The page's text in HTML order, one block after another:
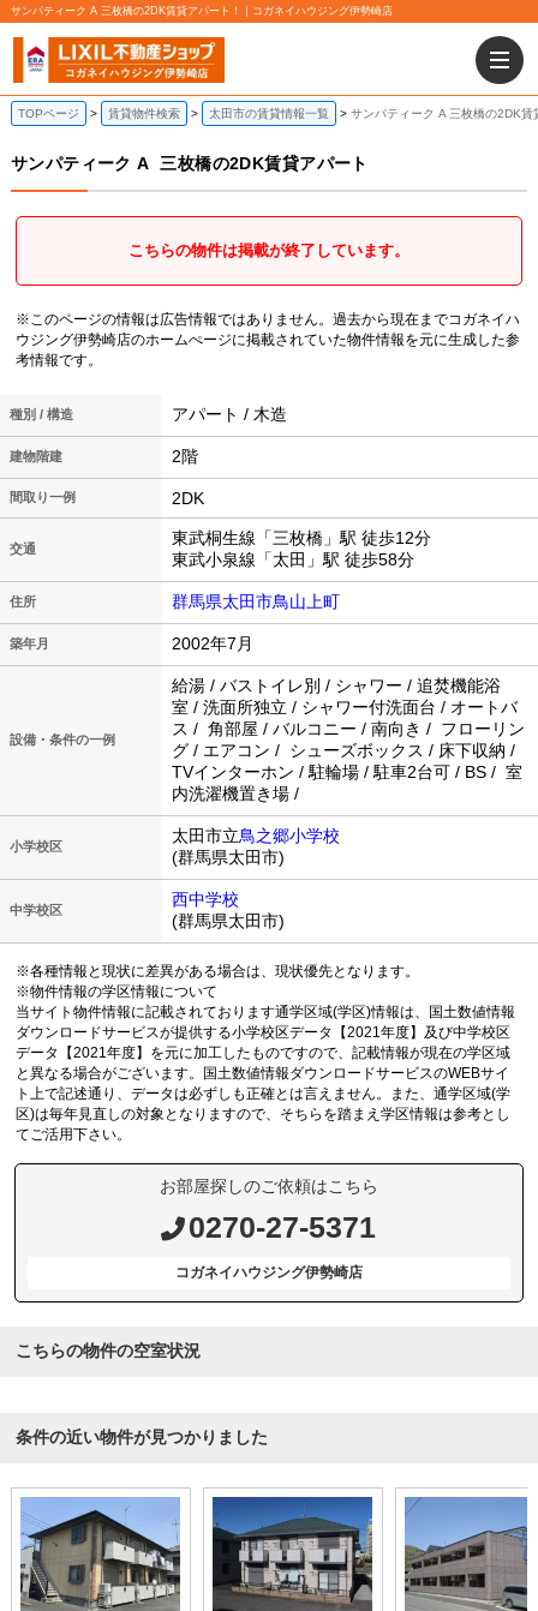
サンパティーク A 三枚橋の2DK賃貸アパート！｜コガネイハウジング伊勢崎店
TOPページ 賃貸物件検索 太田市の賃貸情報一覧 サンパティーク A 三枚橋の2DK賃
サンパティーク A 三枚橋の2DK賃貸アパート
こちらの物件は掲載が終了しています。
※このページの情報は広告情報ではありません。過去から現在までコガネイハ
ウジング伊勢崎店のホームぺージに掲載されていた物件情報を元に生成した参
考情報です。
種別 / 構造 アパート / 木造
建物階建 2階
間取り一例 2DK
交通
東武桐生線「三枚橋」駅 徒歩12分
東武小泉線「太田」駅 徒歩58分
住所 群馬県太田市鳥山上町
築年月 2002年7月
設備・条件の一例
給湯 / バストイレ別 / シャワー / 追焚機能浴
室 / 洗面所独立 / シャワー付洗面台 / オートバ
ス / 角部屋 / バルコニー / 南向き / フローリン
グ / エアコン / シューズボックス / 床下収納 /
TVインターホン / 駐輪場 / 駐車2台可 / BS / 室
内洗濯機置き場 /
小学校区
太田市立鳥之郷小学校
(群馬県太田市)
中学校区
西中学校
(群馬県太田市)
※各種情報と現状に差異がある場合は、現状優先となります。
※物件情報の学区情報について
当サイト物件情報に記載されております通学区域(学区)情報は、国土数値情報
ダウンロードサービスが提供する小学校区データ【2021年度】及び中学校区
データ【2021年度】を元に加工したものですので、記載情報が現在の学区域
と異なる場合がございます。国土数値情報ダウンロードサービスのWEBサイ
ト上で記述通り、データは必ずしも正確とは言えません。また、通学区域(学
区)は毎年見直しの対象となりますので、そちらを踏まえ学区情報は参考とし
てご活用下さい。
お部屋探しのご依頼はこちら
0270-27-5371
コガネイハウジング伊勢崎店
こちらの物件の空室状況
条件の近い物件が見つかりました